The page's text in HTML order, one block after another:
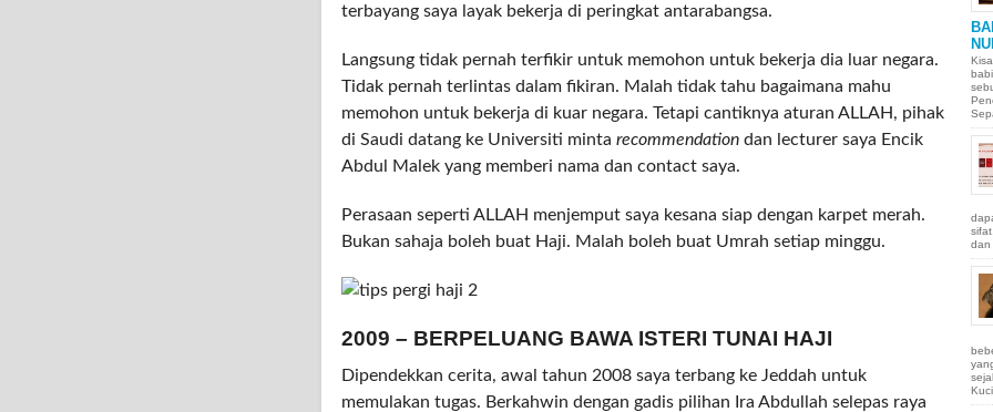
terbayang saya layak bekerja di peringkat antarabangsa.
Langsung tidak pernah terfikir untuk memohon untuk bekerja dia luar negara.
Tidak pernah terlintas dalam fikiran. Malah tidak tahu bagaimana mahu
memohon untuk bekerja di kuar negara. Tetapi cantiknya aturan ALLAH, pihak
di Saudi datang ke Universiti minta recommendation dan lecturer saya Encik
Abdul Malek yang memberi nama dan contact saya.
Perasaan seperti ALLAH menjemput saya kesana siap dengan karpet merah.
Bukan sahaja boleh buat Haji. Malah boleh buat Umrah setiap minggu.
2009 – BERPELUANG BAWA ISTERI TUNAI HAJI
Dipendekkan cerita, awal tahun 2008 saya terbang ke Jeddah untuk
memulakan tugas. Berkahwin dengan gadis pilihan Ira Abdullah selepas raya
dan